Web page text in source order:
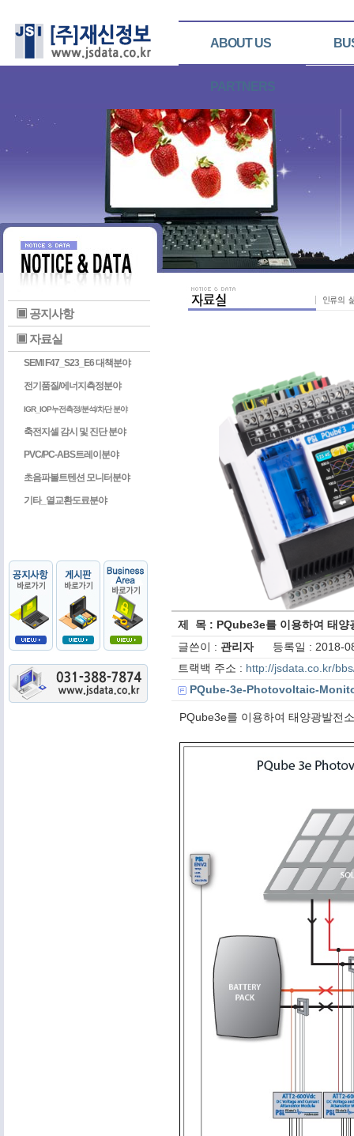
ABOUT US
PARTNERS
▣ 공지사항
▣ 자료실
SEMI F47_S23_E6 대책분야
전기품질/에너지측정분야
IGR_IOP누전측정/분석/차단 분야
축전지셀 감시 및 진단 분야
PVC/PC-ABS트레이분야
초음파볼트텐션 모니터분야
기타_열교환도료분야
제 목 : PQube3e를 이용하여 태양
글쓴이 : 관리자등록일 : 2018-
트랙백 주소 : http://jsdata.co.kr/
PQube-3e-Photovoltaic-
PQube3e를 이용하여 태양광발전